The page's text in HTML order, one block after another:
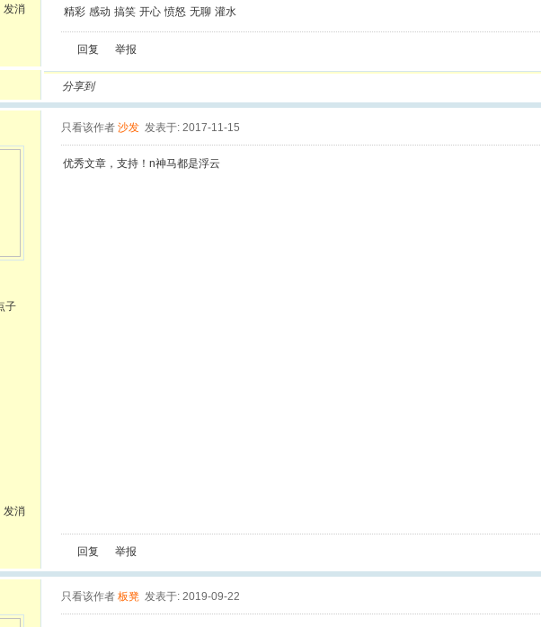
发消
精彩 感动 搞笑 开心 愤怒 无聊 灌水
回复 举报
分享到
发消
只看该作者 沙发 发表于: 2017-11-15
优秀文章，支持！n神马都是浮云
回复 举报
只看该作者 板凳 发表于: 2019-09-22